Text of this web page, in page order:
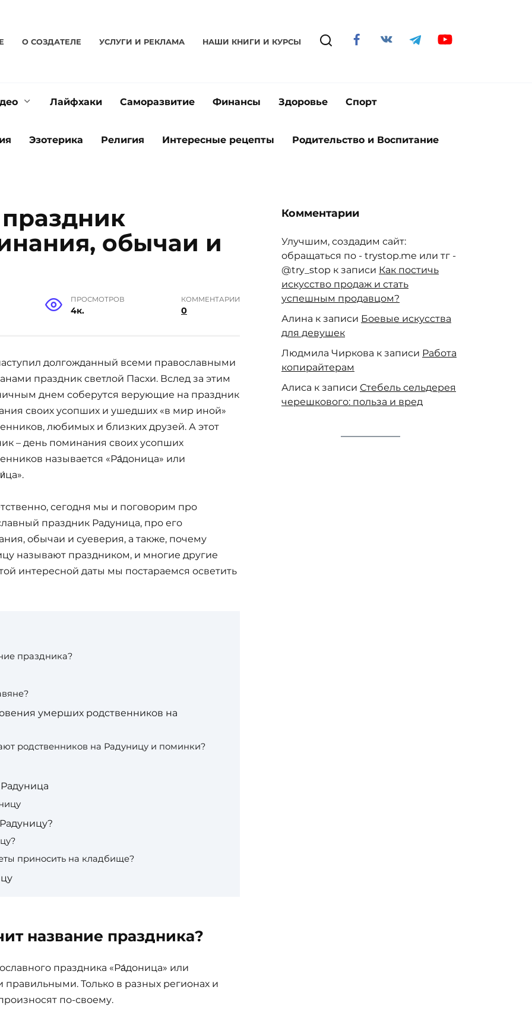
О CОЗДАТЕЛЕ УСЛУГИ И РЕКЛАМА НАШИ КНИГИ И КУРСЫ
Лайфхаки Саморазвитие Финансы Здоровье Спорт
Эзотерика Религия Интересные рецепты Родительство и Воспитание
обычаи и
ПРОСМОТРОВ
4к.
КОММЕНТАРИИ
0
долгожданный всеми православными
праздник светлой Пасхи. Вслед за этим
днем соберутся верующие на праздник
своих усопших и ушедших «в мир иной»
любимых и близких друзей. А этот
– день поминания своих усопших
называется «Ра́доница» или
сегодня мы и поговорим про
праздник Радуница, про его
обычаи и суеверия, а также, почему
называют праздником, и многие другие
интересной даты мы постараемся осветить
праздника?
умерших родственников на
родственников на Радуницу и поминки?
приносить на кладбище?
название праздника?
праздника «Ра́доница» или
Только в разных регионах и
по-своему.
Комментарии
Улучшим, создадим сайт:
обращаться по - trystop.me или тг -
@try_stop к записи Как постичь
искусство продаж и стать
успешным продавцом?
Алина к записи Боевые искусства
для девушек
Людмила Чиркова к записи Работа
копирайтерам
Алиса к записи Стебель сельдерея
черешкового: польза и вред